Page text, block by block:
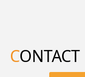
CONTACT